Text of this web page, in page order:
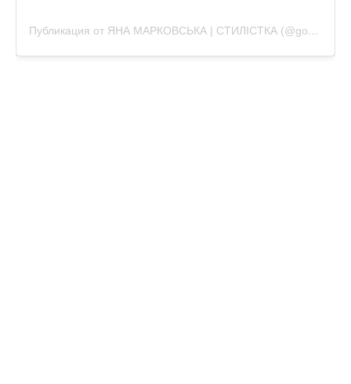
Публикация от ЯНА МАРКОВСЬКА | СТИЛІСТКА (@gozhe_style)